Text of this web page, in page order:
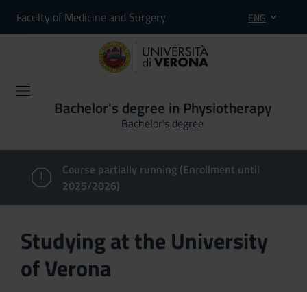
Faculty of Medicine and Surgery ENG
Bachelor's degree in Physiotherapy
Bachelor's degree
Course partially running (Enrollment until
2025/2026)
Studying at the University
of Verona